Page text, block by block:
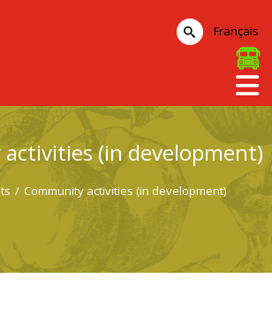
(in development)
/ Community activities (in development)
Français